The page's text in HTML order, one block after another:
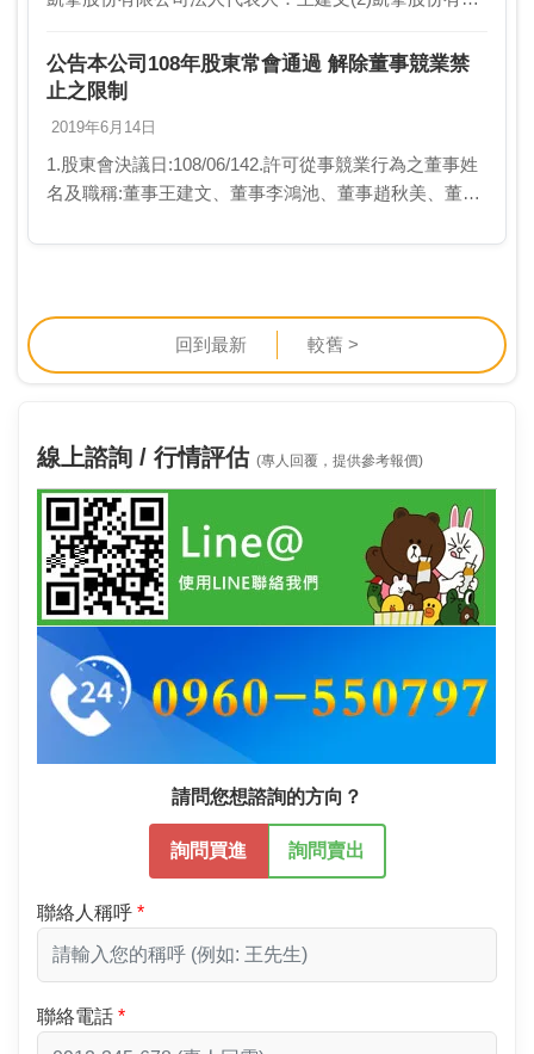
人：趙秋美(4)凱擘股份…
公告本公司108年股東常會通過 解除董事競業禁
止之限制
2019年6月14日
1.股東會決議日:108/06/142.許可從事競業行為之董事姓
名及職稱:董事王建文、董事李鴻池、董事趙秋美、董事
業行為之項目:投資或經營其他與公司…
回到最新 較舊 >
線上諮詢 / 行情評估 (專人回覆，提供參考報價)
請問您想諮詢的方向？
詢問買進 詢問賣出
聯絡人稱呼
聯絡電話